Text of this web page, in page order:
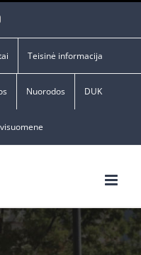
YouTube
Teisinė informacija
Nuorodos DUK